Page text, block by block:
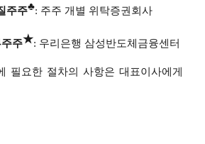
주주♣: 주주 개별 위탁증권회사
주★: 우리은행 삼성반도체금융센터
필요한 절차의 사항은 대표이사에게